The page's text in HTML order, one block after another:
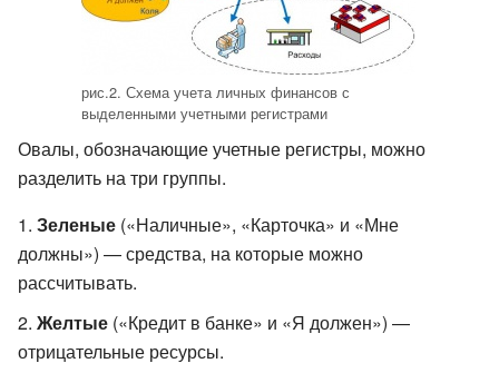
рис.2. Схема учета личных финансов с
выделенными учетными регистрами
Овалы, обозначающие учетные регистры, можно
разделить на три группы.
Зеленые («Наличные», «Карточка» и «Мне
должны») — средства, на которые можно
рассчитывать.
Желтые («Кредит в банке» и «Я должен») —
отрицательные ресурсы.